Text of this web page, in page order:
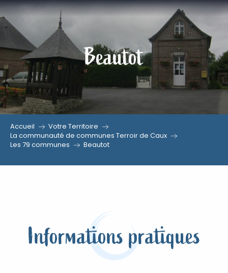
Aller
contenu
principal
Beautot
Accueil
Votre Territoire
La communauté de communes Terroir de Caux
Les 79 communes
Beautot
Informations pratiques